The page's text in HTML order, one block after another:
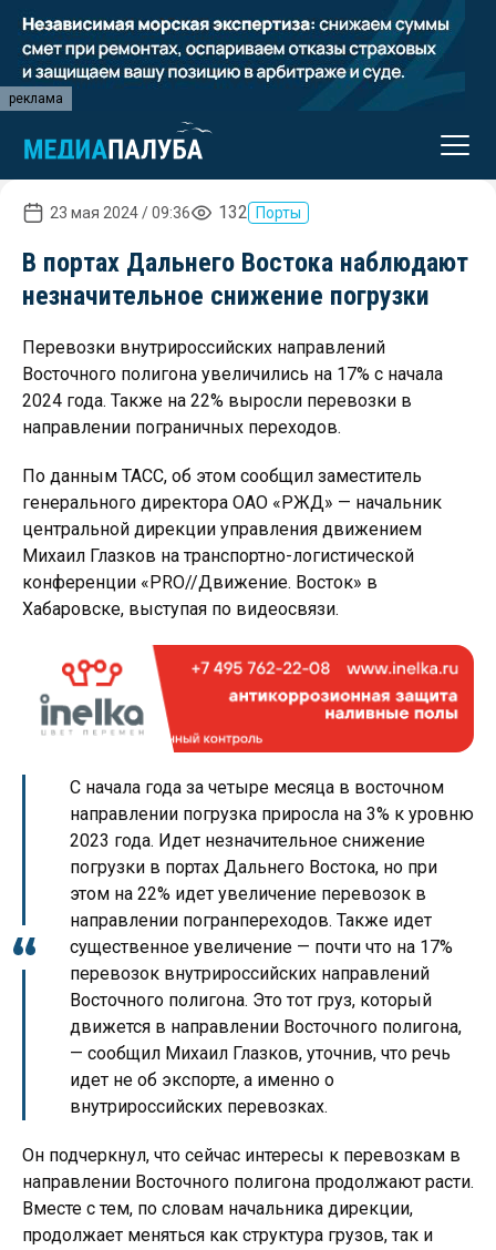
реклама
23 мая 2024 / 09:36 132 Порты
В портах Дальнего Востока наблюдают
незначительное снижение погрузки
Перевозки внутрироссийских направлений
Восточного полигона увеличились на 17% с начала
2024 года. Также на 22% выросли перевозки в
направлении пограничных переходов.
По данным ТАСС, об этом сообщил заместитель
генерального директора ОАО «РЖД» — начальник
центральной дирекции управления движением
Михаил Глазков на транспортно-логистической
конференции «PRO//Движение. Восток» в
Хабаровске, выступая по видеосвязи.
С начала года за четыре месяца в восточном
направлении погрузка приросла на 3% к уровню
2023 года. Идет незначительное снижение
погрузки в портах Дальнего Востока, но при
этом на 22% идет увеличение перевозок в
направлении погранпереходов. Также идет
существенное увеличение — почти что на 17%
перевозок внутрироссийских направлений
Восточного полигона. Это тот груз, который
движется в направлении Восточного полигона,
— сообщил Михаил Глазков, уточнив, что речь
идет не об экспорте, а именно о
внутрироссийских перевозках.
Он подчеркнул, что сейчас интересы к перевозкам в
направлении Восточного полигона продолжают расти.
Вместе с тем, по словам начальника дирекции,
продолжает меняться как структура грузов, так и